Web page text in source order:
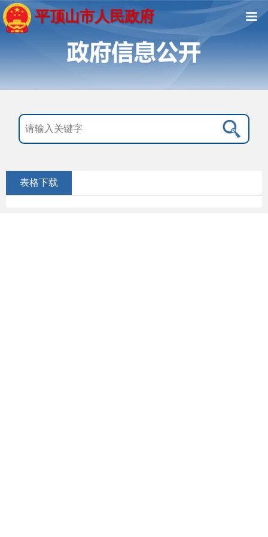
平顶山市人民政府
表格下载